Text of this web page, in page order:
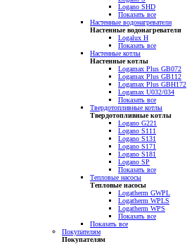
Logano SHD
Показать все
Настенные водонагреватели
Настенные водонагреватели
Logalux H
Показать все
Настенные котлы
Настенные котлы
Logamax Plus GB072
Logamax Plus GB112
Logamax Plus GBH172
Logamax U032/034
Показать все
Твердотопливные котлы
Твердотопливные котлы
Logano G221
Logano S111
Logano S131
Logano S171
Logano S181
Logano SP
Показать все
Тепловые насосы
Тепловые насосы
Logatherm GWPL
Logatherm WPLS
Logatherm WPS
Показать все
Показать все
Покупателям
Покупателям